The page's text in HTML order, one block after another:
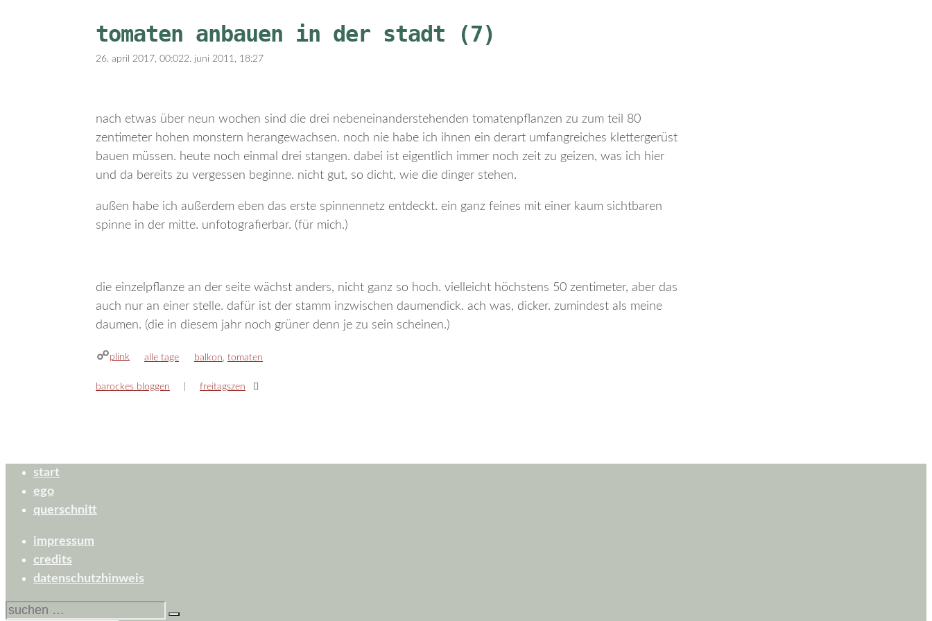
tomaten anbauen in der stadt (7)
26. april 2017, 00:022. juni 2011, 18:27
nach etwas über neun wochen sind die drei nebeneinanderstehenden tomatenpflanzen zu zum teil 80
zentimeter hohen monstern herangewachsen. noch nie habe ich ihnen ein derart umfangreiches klettergerüst
bauen müssen. heute noch einmal drei stangen. dabei ist eigentlich immer noch zeit zu geizen, was ich hier
und da bereits zu vergessen beginne. nicht gut, so dicht, wie die dinger stehen.
außen habe ich außerdem eben das erste spinnennetz entdeckt. ein ganz feines mit einer kaum sichtbaren
spinne in der mitte. unfotografierbar. (für mich.)
die einzelpflanze an der seite wächst anders, nicht ganz so hoch. vielleicht höchstens 50 zentimeter, aber das
auch nur an einer stelle. dafür ist der stamm inzwischen daumendick. ach was, dicker. zumindest als meine
daumen. (die in diesem jahr noch grüner denn je zu sein scheinen.)
plink kategorien
alle tage schlagwörter
balkon tomaten
barockes bloggen freitagszen
start
ego
querschnitt
impressum
credits
datenschutzhinweis
suchen